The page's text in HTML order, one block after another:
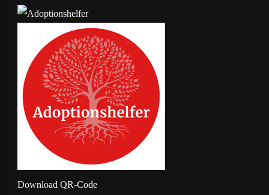
Download QR-Code